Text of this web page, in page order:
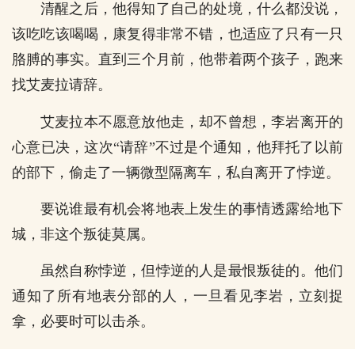
清醒之后，他得知了自己的处境，什么都没说，
该吃吃该喝喝，康复得非常不错，也适应了只有一只
胳膊的事实。直到三个月前，他带着两个孩子，跑来
找艾麦拉请辞。
艾麦拉本不愿意放他走，却不曾想，李岩离开的
心意已决，这次“请辞”不过是个通知，他拜托了以前
的部下，偷走了一辆微型隔离车，私自离开了悖逆。
要说谁最有机会将地表上发生的事情透露给地下
城，非这个叛徒莫属。
虽然自称悖逆，但悖逆的人是最恨叛徒的。他们
通知了所有地表分部的人，一旦看见李岩，立刻捉
拿，必要时可以击杀。